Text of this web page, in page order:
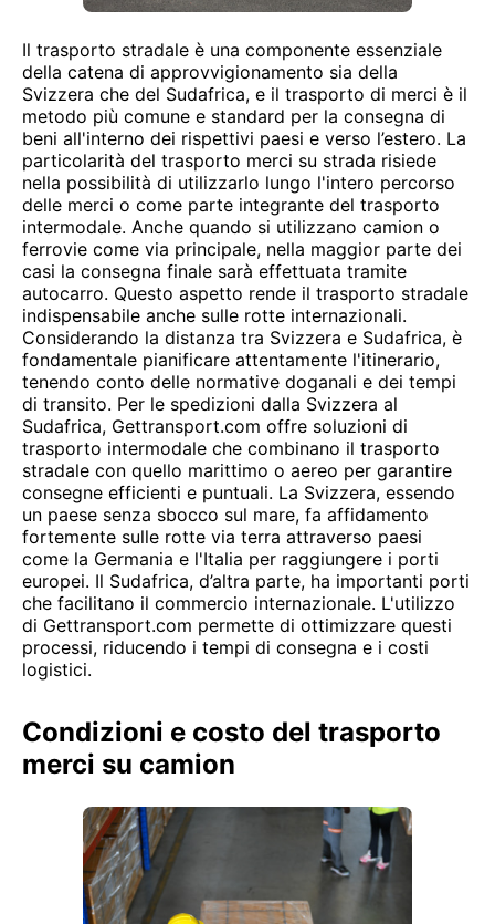
Il trasporto stradale è una componente essenziale
della catena di approvvigionamento sia della
Svizzera che del Sudafrica, e il trasporto di merci è il
metodo più comune e standard per la consegna di
beni all'interno dei rispettivi paesi e verso l’estero. La
particolarità del trasporto merci su strada risiede
nella possibilità di utilizzarlo lungo l'intero percorso
delle merci o come parte integrante del trasporto
intermodale. Anche quando si utilizzano camion o
ferrovie come via principale, nella maggior parte dei
casi la consegna finale sarà effettuata tramite
autocarro. Questo aspetto rende il trasporto stradale
indispensabile anche sulle rotte internazionali.
Considerando la distanza tra Svizzera e Sudafrica, è
fondamentale pianificare attentamente l'itinerario,
tenendo conto delle normative doganali e dei tempi
di transito. Per le spedizioni dalla Svizzera al
Sudafrica, Gettransport.com offre soluzioni di
trasporto intermodale che combinano il trasporto
stradale con quello marittimo o aereo per garantire
consegne efficienti e puntuali. La Svizzera, essendo
un paese senza sbocco sul mare, fa affidamento
fortemente sulle rotte via terra attraverso paesi
come la Germania e l'Italia per raggiungere i porti
europei. Il Sudafrica, d’altra parte, ha importanti porti
che facilitano il commercio internazionale. L'utilizzo
di Gettransport.com permette di ottimizzare questi
processi, riducendo i tempi di consegna e i costi
logistici.
Condizioni e costo del trasporto
merci su camion